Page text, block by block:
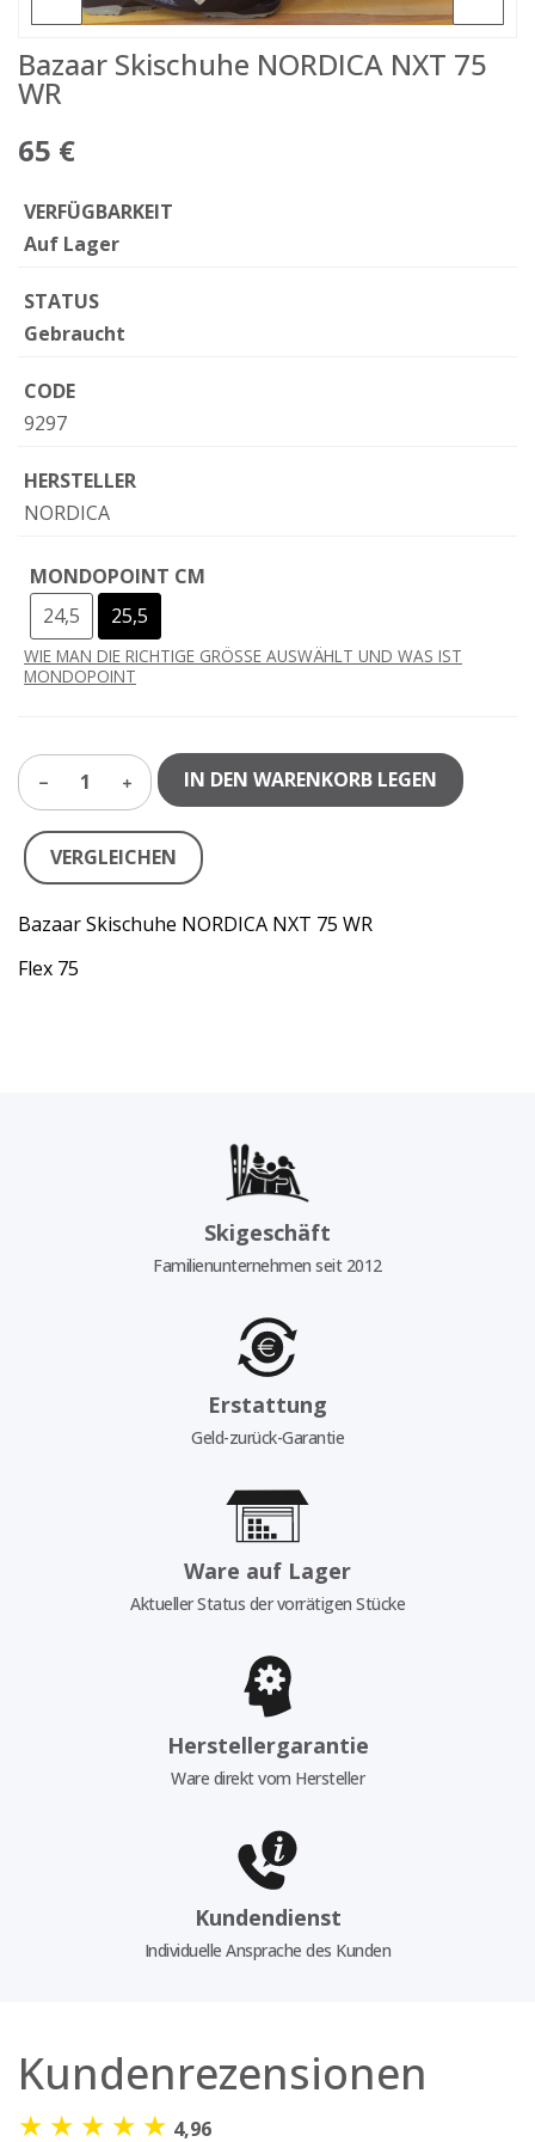
Bazaar Skischuhe NORDICA NXT 75
WR
65 €
VERFÜGBARKEIT
Auf Lager
STATUS
Gebraucht
CODE
9297
HERSTELLER
NORDICA
MONDOPOINT CM
24,5
25,5
WIE MAN DIE RICHTIGE GRÖSSE AUSWÄHLT UND WAS IST
MONDOPOINT
1 IN DEN WARENKORB LEGEN
VERGLEICHEN
Bazaar Skischuhe NORDICA NXT 75 WR
Flex 75
Skigeschäft
Familienunternehmen seit 2012
Erstattung
Geld-zurück-Garantie
Ware auf Lager
Aktueller Status der vorrätigen Stücke
Herstellergarantie
Ware direkt vom Hersteller
Kundendienst
Individuelle Ansprache des Kunden
Kundenrezensionen
★ ★ ★ ★ ★ 4,96